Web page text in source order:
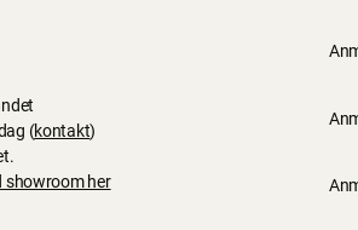
(kontakt)
showroom her